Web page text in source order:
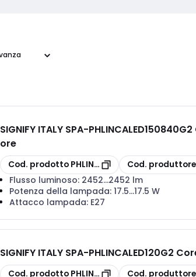
SIGNIFY ITALY SPA-
ore
copia
Cod. prodotto PHLINCALED150840G2
copia
Cod. produttore
Flusso luminoso: 2452...2452 lm
Potenza della lampada: 17.5...17.5 W
Attacco lampada: E27
SIGNIFY ITALY SPA-PHLINCALED120G2
copia
Cod. prodotto PHLINCALED120G2
copia
Cod. produttore